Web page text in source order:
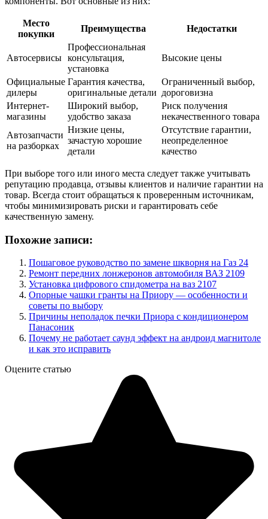
Место
покупки
Преимущества Недостатки
Автосервисы
Профессиональная
консультация,
установка
Высокие цены
Официальные
дилеры
Гарантия качества,
оригинальные детали
Ограниченный выбор,
дороговизна
Интернет-
магазины
Широкий выбор,
удобство заказа
Риск получения
некачественного товара
Автозапчасти
на разборках
Низкие цены,
зачастую хорошие
детали
Отсутствие гарантии,
неопределенное
качество
При выборе того или иного места следует также учитывать
репутацию продавца, отзывы клиентов и наличие гарантии на
товар. Всегда стоит обращаться к проверенным источникам,
чтобы минимизировать риски и гарантировать себе
качественную замену.
Похожие записи:
Пошаговое руководство по замене шкворня на Газ 24
Ремонт передних лонжеронов автомобиля ВАЗ 2109
Установка цифрового спидометра на ваз 2107
Опорные чашки гранты на Приору — особенности и
советы по выбору
Причины неполадок печки Приора с кондиционером
Панасоник
Почему не работает саунд эффект на андроид магнитоле
и как это исправить
Оцените статью